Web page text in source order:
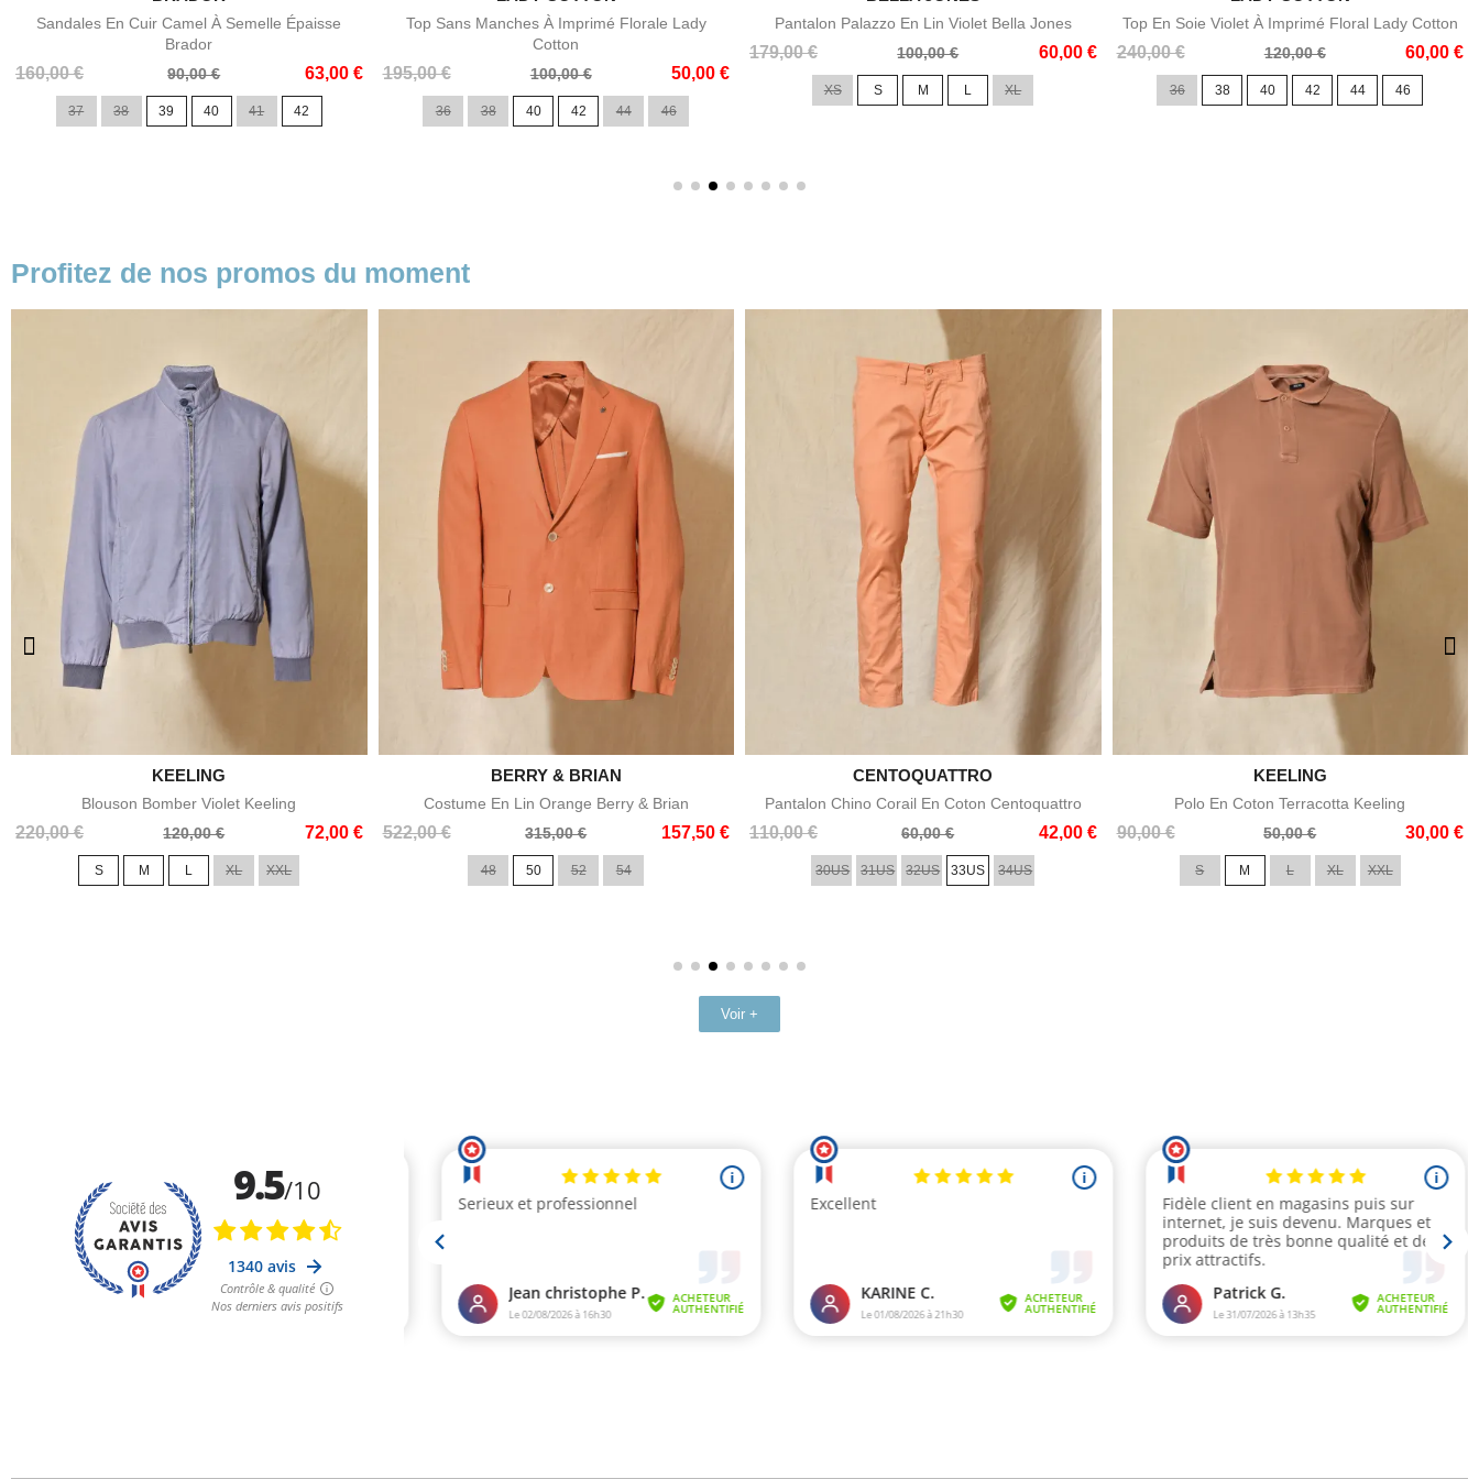
Sandales En Cuir Camel À Semelle Épaisse
Brador
160,00 €
Prix
90,00 € 63,00 €
Prix
37 38 39 40 41 42
Top Sans Manches À Imprimé Florale Lady
Cotton
195,00 €
Prix
100,00 € 50,00 €
Prix
36 38 40 42 44 46
Pantalon Palazzo En Lin Violet Bella Jones
179,00 €
Prix
100,00 € 60,00 €
Prix
XS S M L XL
Top En Soie Violet À Imprimé Floral Lady Cotton
240,00 €
Prix
120,00 € 60,00 €
Prix
36 38 40 42 44 46
Profitez de nos promos du moment
Aperçu rapide
KEELING
Blouson Bomber Violet Keeling
220,00 €
Prix
120,00 € 72,00 €
Prix
S M L XL XXL
Aperçu rapide
BERRY & BRIAN
Costume En Lin Orange Berry & Brian
522,00 €
Prix
315,00 € 157,50 €
Prix
48 50 52 54
Aperçu rapide
CENTOQUATTRO
Pantalon Chino Corail En Coton Centoquattro
110,00 €
Prix
60,00 € 42,00 €
Prix
30US 31US 32US 33US 34US
Aperçu rapide
KEELING
Polo En Coton Terracotta Keeling
90,00 €
Prix
50,00 € 30,00 €
Prix
S M L XL XXL
Voir +